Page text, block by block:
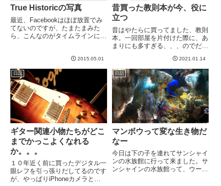
True Historicの写真
最近、Facebookはほぼ放置でみ
てないのですが、たまたまみた
ら、こんなのがタイムラインに載
Sunburst, Vintage L...
2015.05.01
昔買った教則本が今、役に
立つ
昔はやたらに買ってました、教則
本。一回部屋を片付けた際に、あ
まりにも多すぎる、、、のでだい
が、まあまだ残ってます。その中
の一つに、音楽のジャンル別のバ
ッキングネタ帳みたいな本があり
まして、それを２〜３日前から
ち...
2021.01.14
日記
ギター関連小物たちがどこ
までかっこよくなれる
か。。。
１０年近く前に買ったデジタル一
眼レフを引っ張りだしてるのです
が、やっぱりiPhoneカメラとは
日記
マンボウって変な生き物だ
なー
今日は下の子を連れてサンシャイ
ンの水族館に行って来ました。サ
ンシャインの水族館って、ウーパ